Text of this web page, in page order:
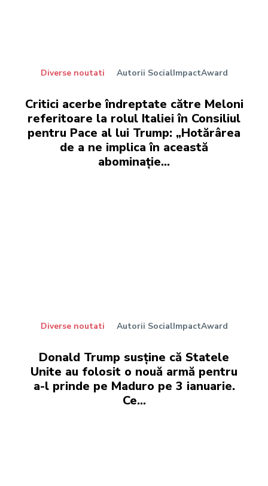
Diverse noutati Autorii SocialImpactAward
Critici acerbe îndreptate către Meloni
referitoare la rolul Italiei în Consiliul
pentru Pace al lui Trump: „Hotărârea
de a ne implica în această
abominație...
Diverse noutati Autorii SocialImpactAward
Donald Trump susține că Statele
Unite au folosit o nouă armă pentru
a-l prinde pe Maduro pe 3 ianuarie.
Ce…